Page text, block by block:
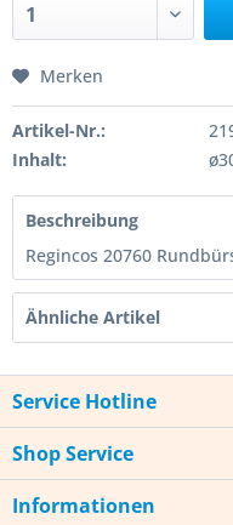
Merken
Artikel-Nr.:
Inhalt:
Beschreibung
Regincos 20760
Ähnliche Artikel
Service Hotline
Shop Service
Informationen